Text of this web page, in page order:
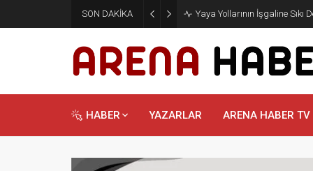
SON DAKİKA Yaya Yollarının İşgaline Sıkı
HABER YAZARLAR ARENA HABER TV